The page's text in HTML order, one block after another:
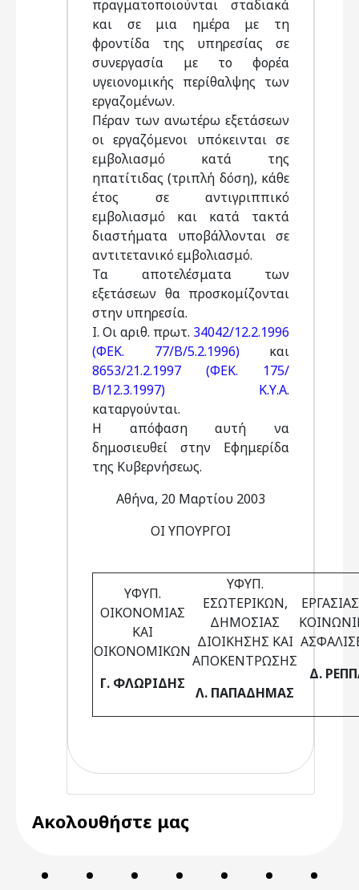
πραγματοποιούνται σταδιακά
και σε μια ημέρα με τη
φροντίδα της υπηρεσίας σε
συνεργασία με το φορέα
υγειονομικής περίθαλψης των
εργαζομένων.
Πέραν των ανωτέρω εξετάσεων
οι εργαζόμενοι υπόκεινται σε
εμβολιασμό κατά της
ηπατίτιδας (τριπλή δόση), κάθε
έτος σε αντιγριππικό
εμβολιασμό και κατά τακτά
διαστήματα υποβάλλονται σε
αντιτετανικό εμβολιασμό.
Τα αποτελέσματα των
εξετάσεων θα προσκομίζονται
στην υπηρεσία.
I. Οι αριθ. πρωτ. 34042/12.2.1996
(ΦΕΚ. 77/Β/5.2.1996)και
8653/21.2.1997 (ΦΕΚ. 175/
Β/12.3.1997) Κ.Υ.Α.
καταργούνται.
Η απόφαση αυτή να
δημοσιευθεί στην Εφημερίδα
της Κυβερνήσεως.
Αθήνα, 20 Μαρτίου 2003
ΟΙ ΥΠΟΥΡΓΟΙ
ΥΦΥΠ.
ΟΙΚΟΝΟΜΙΑΣ
ΚΑΙ
ΟΙΚΟΝΟΜΙΚΩΝ
Γ. ΦΛΩΡΙΔΗΣ
ΥΦΥΠ.
ΕΣΩΤΕΡΙΚΩΝ,
ΔΗΜΟΣΙΑΣ
ΔΙΟΙΚΗΣΗΣ ΚΑΙ
ΑΠΟΚΕΝΤΡΩΣΗΣ
Λ. ΠΑΠΑΔΗΜΑΣ
Δ.
Ακολουθήστε μας